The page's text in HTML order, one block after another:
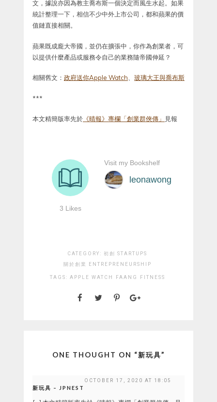
文，據說亦因為教主喬布斯一個決定而風生水起。如果
統計整理一下，相信不少中外上市公司，都和蘋果的價
值鏈直接相關。
蘋果既成龐大帝國，並仍在擴張中，你作為創業者，可
以提供什麼產品或服務令自己的業務隨帝國伸延？
相關舊文： 政府送你Apple Watch、 玻璃大王與喬布斯
***
本文精簡版率先於 《晴報》專欄「創業群俠傳」 見報
CATEGORY: 初創 STARTUPS
關於創業 ENTREPRENEURSHIP
TAGS: APPLE WATCH FAANG FITNESS
ONE THOUGHT ON “新玩具”
新玩具 – JPNEST
OCTOBER 17, 2020 AT 18:05